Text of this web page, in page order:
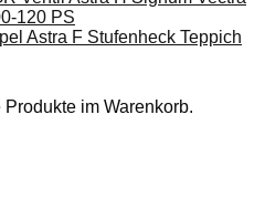
im Warenkorb.